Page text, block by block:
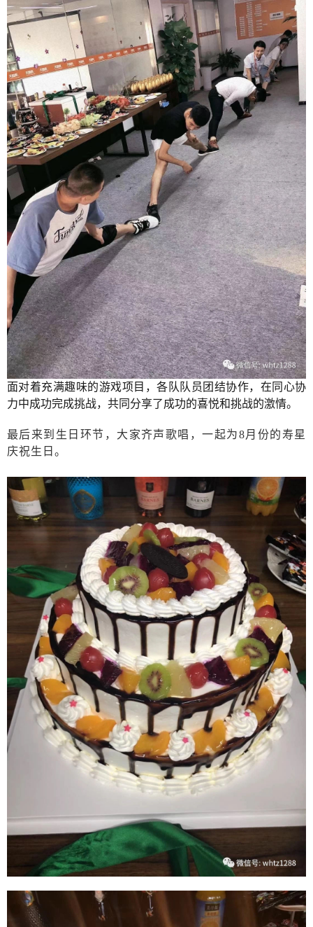
面对着充满趣味的游戏项目，各队队员团结协作，在同心协
力中成功完成挑战，共同分享了成功的喜悦和挑战的激情。
最后来到生日环节，大家齐声歌唱，一起为8月份的寿星
庆祝生日。